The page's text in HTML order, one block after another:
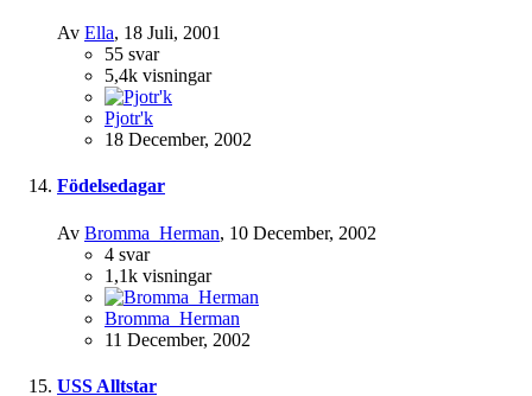
Av Ella, 18 Juli, 2001
55 svar
5,4k visningar
Pjotr'k
18 December, 2002
Födelsedagar
Av Bromma_Herman, 10 December, 2002
4 svar
1,1k visningar
Bromma_Herman
11 December, 2002
USS Alltstar